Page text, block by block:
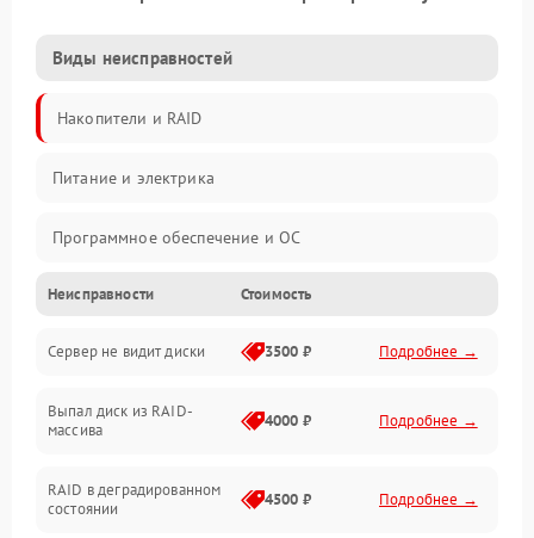
Виды неисправностей
Накопители и RAID
Питание и электрика
Программное обеспечение и ОС
Охлаждение и температура
Материнская плата и процессор
Сеть и коммуникации
Неисправности Стоимость
Сервер не видит диски 3500 ₽ Подробнее →
Выпал диск из RAID-
массива
4000 ₽ Подробнее →
RAID в деградированном
состоянии
4500 ₽ Подробнее →